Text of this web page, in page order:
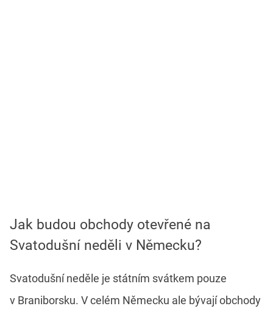
Jak budou obchody otevřené na
Svatodušní neděli v Německu?
Svatodušní neděle je státním svátkem pouze
v Braniborsku. V celém Německu ale bývají obchody